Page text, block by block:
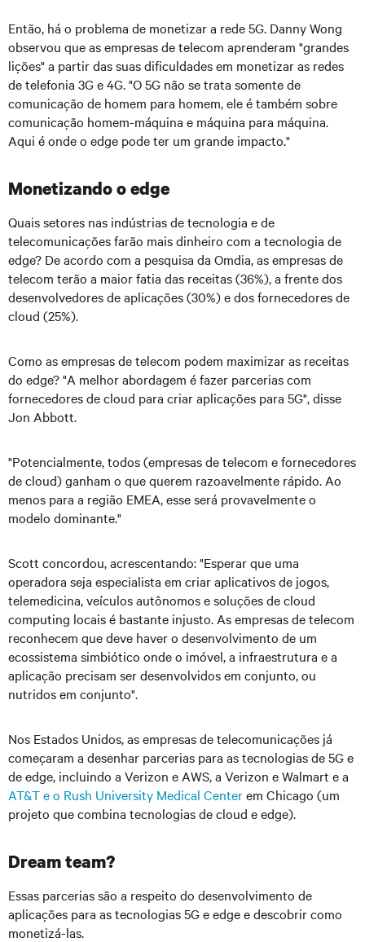
Então, há o problema de monetizar a rede 5G. Danny Wong
observou que as empresas de telecom aprenderam "grandes
lições" a partir das suas dificuldades em monetizar as redes
de telefonia 3G e 4G. "O 5G não se trata somente de
comunicação de homem para homem, ele é também sobre
comunicação homem-máquina e máquina para máquina.
Aqui é onde o edge pode ter um grande impacto."
Monetizando o edge
Quais setores nas indústrias de tecnologia e de
telecomunicações farão mais dinheiro com a tecnologia de
edge? De acordo com a pesquisa da Omdia, as empresas de
telecom terão a maior fatia das receitas (36%), a frente dos
desenvolvedores de aplicações (30%) e dos fornecedores de
cloud (25%).
Como as empresas de telecom podem maximizar as receitas
do edge? "A melhor abordagem é fazer parcerias com
fornecedores de cloud para criar aplicações para 5G", disse
Jon Abbott.
"Potencialmente, todos (empresas de telecom e fornecedores
de cloud) ganham o que querem razoavelmente rápido. Ao
menos para a região EMEA, esse será provavelmente o
modelo dominante."
Scott concordou, acrescentando: "Esperar que uma
operadora seja especialista em criar aplicativos de jogos,
telemedicina, veículos autônomos e soluções de cloud
computing locais é bastante injusto. As empresas de telecom
reconhecem que deve haver o desenvolvimento de um
ecossistema simbiótico onde o imóvel, a infraestrutura e a
aplicação precisam ser desenvolvidos em conjunto, ou
nutridos em conjunto".
Nos Estados Unidos, as empresas de telecomunicações já
começaram a desenhar parcerias para as tecnologias de 5G e
de edge, incluindo a Verizon e AWS, a Verizon e Walmart e a
AT&T e o Rush University Medical Centerem Chicago (um
projeto que combina tecnologias de cloud e edge).
Dream team?
Essas parcerias são a respeito do desenvolvimento de
aplicações para as tecnologias 5G e edge e descobrir como
monetizá-las.